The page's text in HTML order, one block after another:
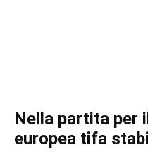
Nella partita per
europea tifa